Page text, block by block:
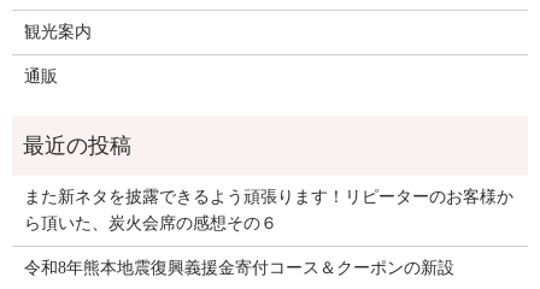
観光案内
通販
また新ネタを披露できるよう頑張ります！リピーターのお客様か
ら頂いた、炭火会席の感想その６
令和8年熊本地震復興義援金寄付コース＆クーポンの新設